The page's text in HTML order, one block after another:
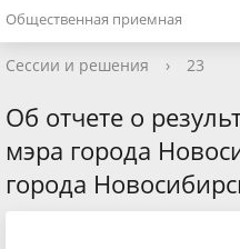
Общественная приемная
Сессии и решения › 23
Об отчете о
мэра города
города